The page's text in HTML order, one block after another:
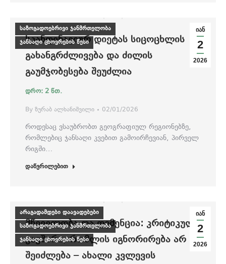
იან
2
2026
საზოგადოებრივი ჯანმრთელობა
ჯანსაღი ცხოვრების წესი
ᲡᲙᲐᲜᲓᲘᲜᲐᲕᲘᲣᲠ ᲓᲘᲔᲢᲐᲡ ᲡᲘᲪᲝᲪᲮᲚᲘᲡ
ᲒᲐᲮᲐᲜᲒᲠᲫᲚᲘᲕᲔᲑᲐ ᲓᲐ ᲫᲘᲚᲘᲡ
ᲒᲐᲣᲛᲯᲝᲑᲔᲡᲔᲑᲐ ᲨᲔᲣᲫᲚᲘᲐ
By ზურაბ ალხანიშვილი 02/01/2026
როდესაც ვსაუბრობთ გეოგრაფიულ რეგიონებზე,
რომლებიც ჯანსაღი კვებით გამოირჩევიან, პირველ
რიგში…
დაწვრილებით
იან
2
2026
არაგადამდები დაავადებები
საზოგადოებრივი ჯანმრთელობა
ჯანსაღი ცხოვრების წესი
ᲛᲬᲔᲕᲔᲚᲝᲑᲐ ᲓᲐ ᲓᲔᲛᲔᲜᲪᲘᲐ: ᲙᲠᲘᲢᲘᲙᲣᲚᲘ
ᲙᲐᲕᲨᲘᲠᲘ, ᲠᲝᲛᲚᲘᲡ ᲘᲒᲜᲝᲠᲘᲠᲔᲑᲐ ᲐᲠ
ᲨᲔᲘᲫᲚᲔᲑᲐ – ᲐᲮᲐᲚᲘ ᲙᲕᲚᲔᲕᲘᲡ